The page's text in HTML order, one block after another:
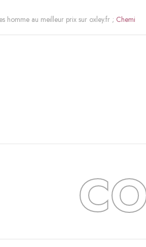
homme au meilleur prix sur oxley.fr ; Chemi